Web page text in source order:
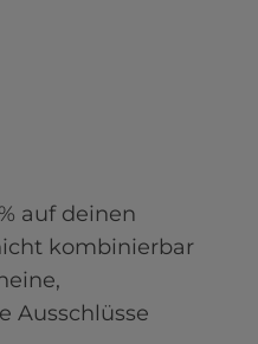
auf deinen
kombinierbar
Ausschlüsse